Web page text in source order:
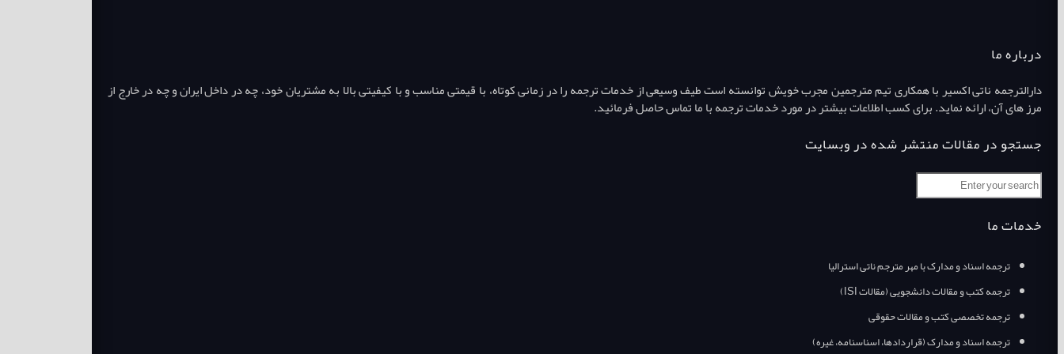
درباره ما
دارالترجمه ناتی اکسیر با همکاری تیم مترجمین مجرب خویش توانسته است طیف وسیعی از خدمات ترجمه را در زمانی کوتاه، با قیمتی مناسب و با کیفیتی بالا به مشتریان خود، چه در داخل ایران و چه در خارج از
مرز های آن، ارائه نماید. برای کسب اطلاعات بیشتر در مورد خدمات ترجمه با ما تماس حاصل فرمائید.
جستجو در مقالات منتشر شده در وبسایت
خدمات ما
ترجمه اسناد و مدارک با مهر مترجم ناتی استرالیا
ترجمه کتب و مقالات دانشجویی (مقالات ISI)
ترجمه تخصصی کتب و مقالات حقوقی
ترجمه اسناد و مدارک (قراردادها، اسناسنامه، غیره)